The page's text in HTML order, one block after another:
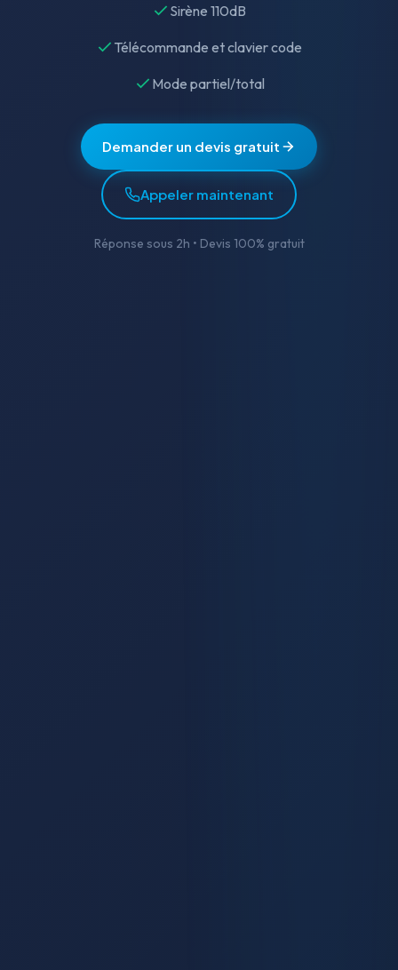
Sirène 110dB
Télécommande et clavier code
Mode partiel/total
Demander un devis gratuit
Appeler maintenant
Réponse sous 2h • Devis 100% gratuit